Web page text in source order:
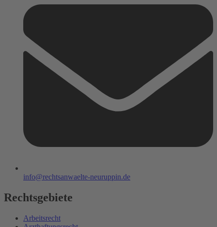
info@rechtsanwaelte-neuruppin.de
Rechtsgebiete
Arbeitsrecht